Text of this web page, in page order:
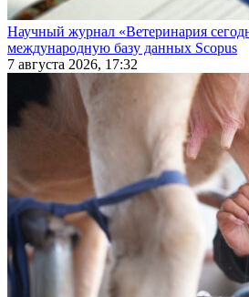
Научный журнал «Ветеринария
международную базу данных Scopus
7 августа 2026, 17:32